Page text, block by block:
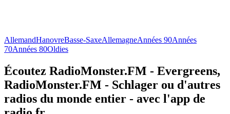
AllemandHanovreBasse-SaxeAllemagneAnnées 90Années
70Années 80Oldies
Écoutez RadioMonster.FM - Evergreens,
RadioMonster.FM - Schlager ou d'autres
radios du monde entier - avec l'app de